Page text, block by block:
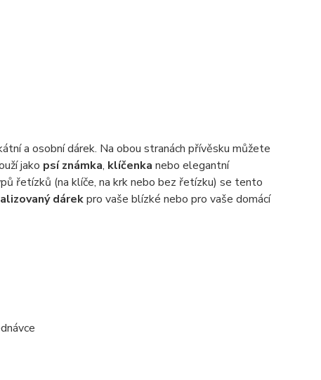
a osobní dárek. Na obou stranách přívěsku můžete
jako psí známka, klíčenka nebo elegantní
řetízků (na klíče, na krk nebo bez řetízku) se tento
dárekpro vaše blízké nebo pro vaše domácí